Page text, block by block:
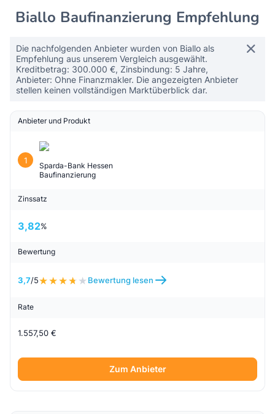
Biallo Baufinanzierung Empfehlung
Die nachfolgenden Anbieter wurden von Biallo als
Empfehlung aus unserem Vergleich ausgewählt.
Kreditbetrag: 300.000 €, Zinsbindung: 5 Jahre,
Anbieter: Ohne Finanzmakler. Die angezeigten Anbieter
stellen keinen vollständigen Marktüberblick dar.
Anbieter und Produkt
1
Sparda-Bank Hessen
Baufinanzierung
Zinssatz
3,82%
Bewertung
3,7/5 Bewertung lesen
Rate
1.557,50 €
Zum Anbieter